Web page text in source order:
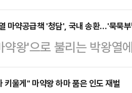
신청한다.경기남부경
송환된 최씨를 상대로 2
에서 ‘청담’ 혹은 ‘청
폰 22kg 등 총 100억
를 받고 있다. 최씨는
마약공급책 '청담', 국내 송환…'묵묵
약왕'으로 불리는 박왕열
씨가 1일 태국에서
' '청담사장' 등 활동명을
키울게" 마약왕 하마 품은 인도 재벌